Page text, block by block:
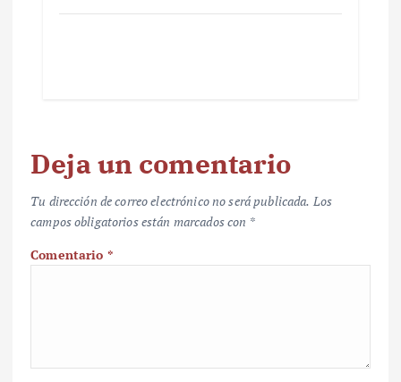
Deja un comentario
Tu dirección de correo electrónico no será publicada. Los
campos obligatorios están marcados con *
Comentario *